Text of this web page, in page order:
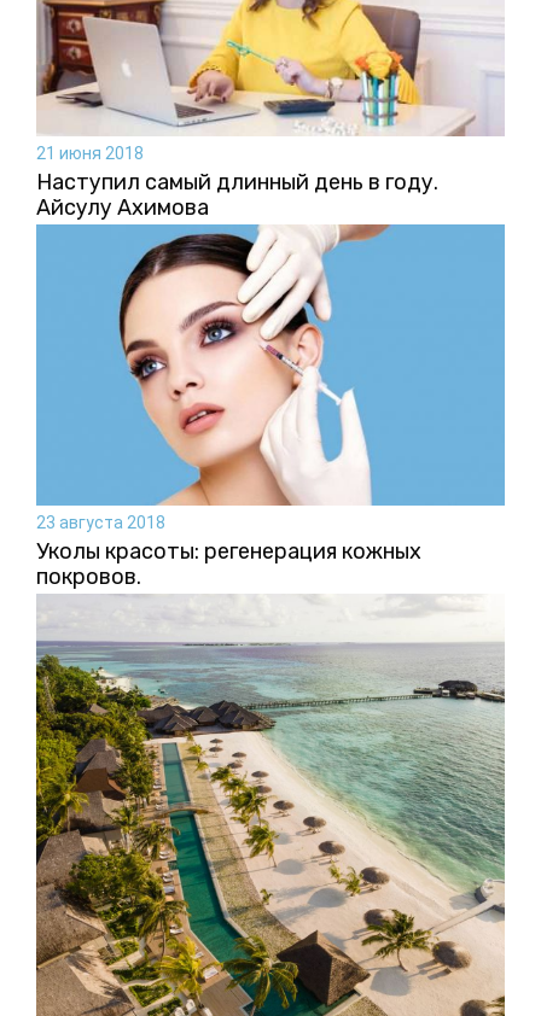
21 июня 2018
Наступил самый длинный день в году.
Айсулу Ахимова
23 августа 2018
Уколы красоты: регенерация кожных
покровов.